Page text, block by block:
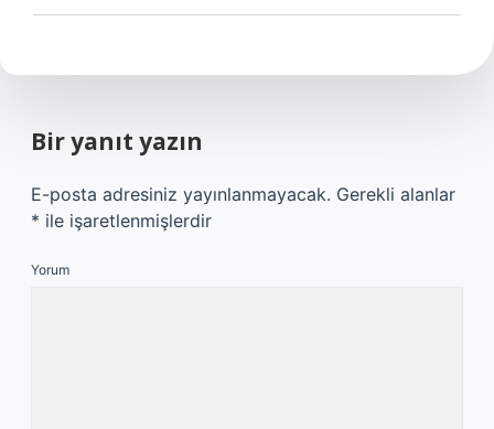
Bir yanıt yazın
E-posta adresiniz yayınlanmayacak. Gerekli alanlar
* ile işaretlenmişlerdir
Yorum